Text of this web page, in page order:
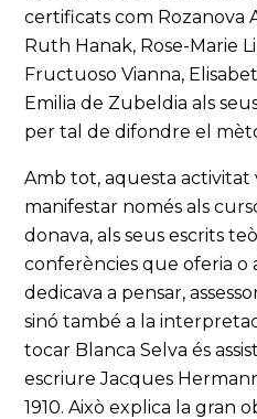
certificats com Rozanova
Ruth Hanak, Rose-Marie
Fructuoso Vianna,
Emilia de Zubeldia als
per tal de difondre el
Amb tot, aquesta activitat
manifestar només als
donava, als seus escrits
conferències que oferia o
dedicava a pensar,
sinó també a la
tocar Blanca Selva és
escriure Jacques
1910. Això explica la gran